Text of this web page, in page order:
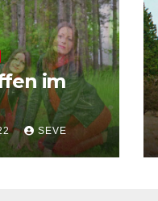
im
SEVE